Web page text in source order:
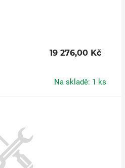
19 276,00 Kč
Na skladě: 1 ks